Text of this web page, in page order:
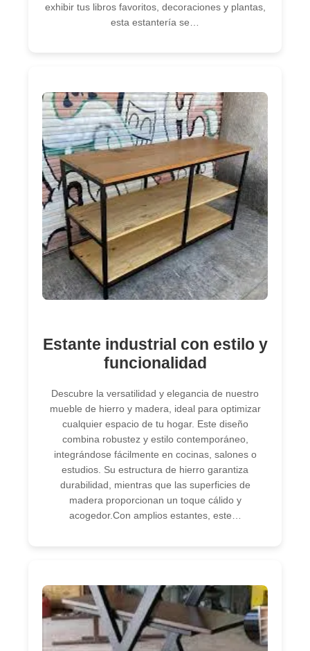
exhibir tus libros favoritos, decoraciones y plantas,
esta estantería se…
Estante industrial con estilo y
funcionalidad
Descubre la versatilidad y elegancia de nuestro
mueble de hierro y madera, ideal para optimizar
cualquier espacio de tu hogar. Este diseño
combina robustez y estilo contemporáneo,
integrándose fácilmente en cocinas, salones o
estudios. Su estructura de hierro garantiza
durabilidad, mientras que las superficies de
madera proporcionan un toque cálido y
acogedor.Con amplios estantes, este…